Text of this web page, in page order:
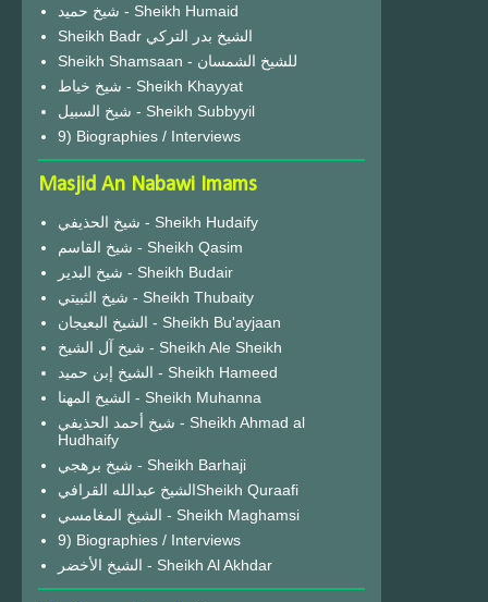
شيخ حميد - Sheikh Humaid
Sheikh Badr الشيخ بدر التركي
Sheikh Shamsaan - للشيخ الشمسان
شيخ خياط - Sheikh Khayyat
شيخ السبيل - Sheikh Subbyyil
9) Biographies / Interviews
Masjid An Nabawi Imams
شيخ الحذيفي - Sheikh Hudaify
شيخ القاسم - Sheikh Qasim
شيخ البدير - Sheikh Budair
شيخ الثبيتي - Sheikh Thubaity
الشيخ البعيجان - Sheikh Bu'ayjaan
شيخ آل الشيخ - Sheikh Ale Sheikh
الشيخ إبن حميد - Sheikh Hameed
الشيخ المهنا - Sheikh Muhanna
شيخ أحمد الحذيفي - Sheikh Ahmad al
Hudhaify
شيخ برهجي - Sheikh Barhaji
الشيخ عبدالله القرافيSheikh Quraafi
الشيخ المغامسي - Sheikh Maghamsi
9) Biographies / Interviews
الشيخ الأخضر - Sheikh Al Akhdar